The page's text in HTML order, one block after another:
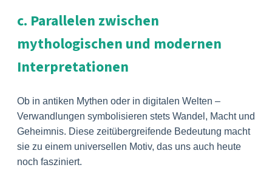
c. Parallelen zwischen
mythologischen und modernen
Interpretationen
Ob in antiken Mythen oder in digitalen Welten –
Verwandlungen symbolisieren stets Wandel, Macht und
Geheimnis. Diese zeitübergreifende Bedeutung macht
sie zu einem universellen Motiv, das uns auch heute
noch fasziniert.